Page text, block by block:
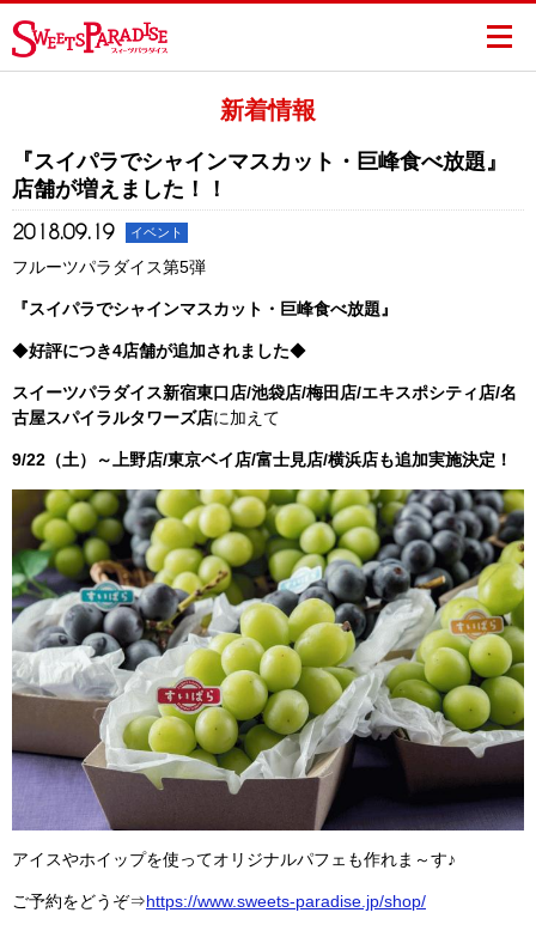
新着情報
『スイパラでシャインマスカット・巨峰食べ放題』
店舗が増えました！！
2018.09.19 イベント
フルーツパラダイス第5弾
『スイパラでシャインマスカット・巨峰食べ放題』
◆好評につき4店舗が追加されました◆
スイーツパラダイス新宿東口店/池袋店/梅田店/エキスポシティ店/名
古屋スパイラルタワーズ店に加えて
9/22（土）～上野店/東京ベイ店/富士見店/横浜店も追加実施決定！
アイスやホイップを使ってオリジナルパフェも作れま～す♪
ご予約をどうぞ⇒https://www.sweets-paradise.jp/shop/